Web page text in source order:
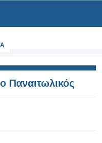
Παναιτωλικός